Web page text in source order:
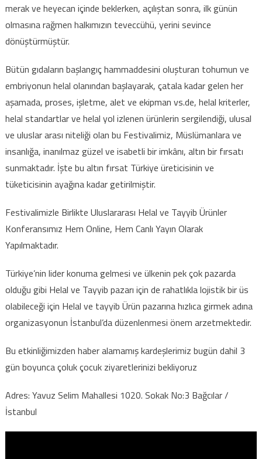
merak ve heyecan içinde beklerken, açılıştan sonra, ilk günün
olmasına rağmen halkımızın teveccühü, yerini sevince
dönüştürmüştür.
Bütün gıdaların başlangıç hammaddesini oluşturan tohumun ve
embriyonun helal olanından başlayarak, çatala kadar gelen her
aşamada, proses, işletme, alet ve ekipman vs.de, helal kriterler,
helal standartlar ve helal yol izlenen ürünlerin sergilendiği, ulusal
ve uluslar arası niteliği olan bu Festivalimiz, Müslümanlara ve
insanlığa, inanılmaz güzel ve isabetli bir imkânı, altın bir fırsatı
sunmaktadır. İşte bu altın fırsat Türkiye üreticisinin ve
tüketicisinin ayağına kadar getirilmiştir.
Festivalimizle Birlikte Uluslararası Helal ve Tayyib Ürünler
Konferansımız Hem Online, Hem Canlı Yayın Olarak
Yapılmaktadır.
Türkiye’nin lider konuma gelmesi ve ülkenin pek çok pazarda
olduğu gibi Helal ve Tayyib pazarı için de rahatlıkla lojistik bir üs
olabileceği için Helal ve tayyib Ürün pazarına hızlıca girmek adına
organizasyonun İstanbul’da düzenlenmesi önem arzetmektedir.
Bu etkinliğimizden haber alamamış kardeşlerimiz bugün dahil 3
gün boyunca çoluk çocuk ziyaretlerinizi bekliyoruz
Adres: Yavuz Selim Mahallesi 1020. Sokak No:3 Bağcılar /
İstanbul